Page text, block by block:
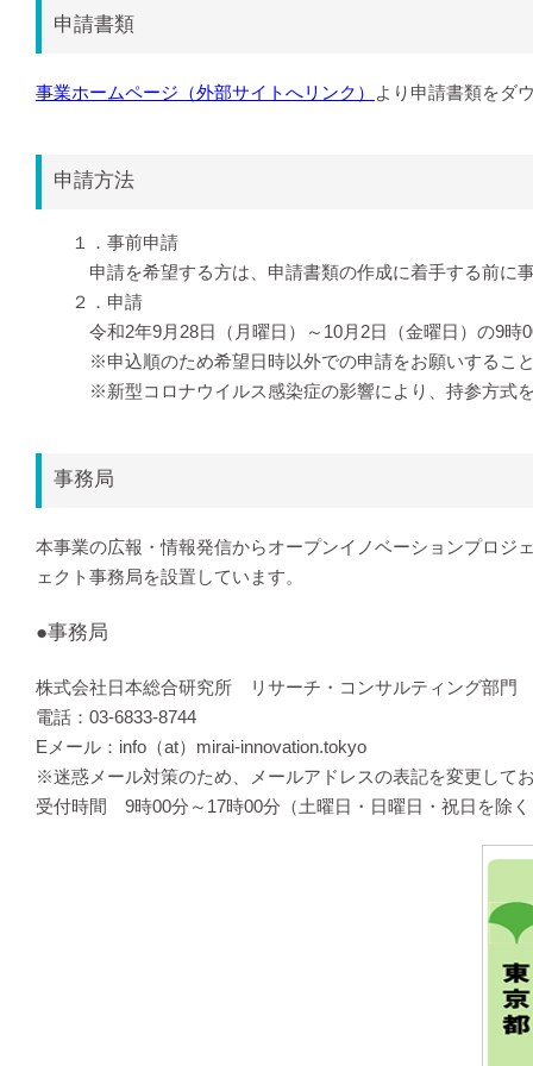
申請書類
事業ホームページ（外部サイトへリンク） より申請書類をダ
申請方法
１．事前申請
申請を希望する方は、申請書類の作成に着手する前に
２．申請
令和2年9月28日（月曜日）～10月2日（金曜日）の9時
※申込順のため希望日時以外での申請をお願いするこ
※新型コロナウイルス感染症の影響により、持参方式
事務局
本事業の広報・情報発信からオープンイノベーションプロジ
ェクト事務局を設置しています。
●事務局
株式会社日本総合研究所 リサーチ・コンサルティング部門
電話：03-6833-8744
Eメール：info（at）mirai-innovation.tokyo
※迷惑メール対策のため、メールアドレスの表記を変更して
受付時間 9時00分～17時00分（土曜日・日曜日・祝日を除